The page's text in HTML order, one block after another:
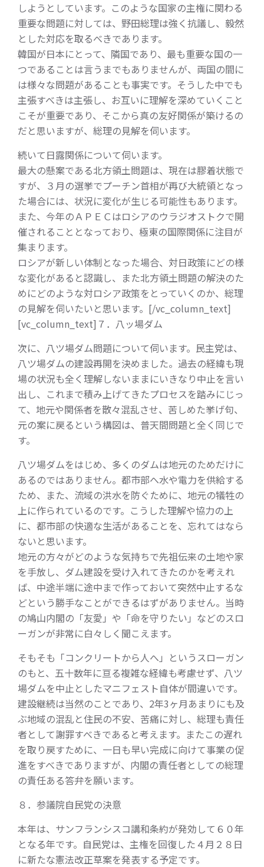
しようとしています。このような国家の主権に関わる
重要な問題に対しては、野田総理は強く抗議し、毅然
とした対応を取るべきであります。
韓国が日本にとって、隣国であり、最も重要な国の一
つであることは言うまでもありませんが、両国の間に
は様々な問題があることも事実です。そうした中でも
主張すべきは主張し、お互いに理解を深めていくこと
こそが重要であり、そこから真の友好関係が築けるの
だと思いますが、総理の見解を伺います。
続いて日露関係について伺います。
最大の懸案である北方領土問題は、現在は膠着状態で
すが、３月の選挙でプーチン首相が再び大統領となっ
た場合には、状況に変化が生じる可能性もあります。
また、今年のＡＰＥＣはロシアのウラジオストクで開
催されることとなっており、極東の国際関係に注目が
集まります。
ロシアが新しい体制となった場合、対日政策にどの様
な変化があると認識し、また北方領土問題の解決のた
めにどのような対ロシア政策をとっていくのか、総理
の見解を伺いたいと思います。[/vc_column_text]
[vc_column_text]７．八ッ場ダム
次に、八ツ場ダム問題について伺います。民主党は、
八ツ場ダムの建設再開を決めました。過去の経緯も現
場の状況も全く理解しないままにいきなり中止を言い
出し、これまで積み上げてきたプロセスを踏みにじっ
て、地元や関係者を散々混乱させ、苦しめた挙げ句、
元の案に戻るという構図は、普天間問題と全く同じで
す。
八ツ場ダムをはじめ、多くのダムは地元のためだけに
あるのではありません。都市部へ水や電力を供給する
ため、また、流域の洪水を防ぐために、地元の犠牲の
上に作られているのです。こうした理解や協力の上
に、都市部の快適な生活があることを、忘れてはなら
ないと思います。
地元の方々がどのような気持ちで先祖伝来の土地や家
を手放し、ダム建設を受け入れてきたのかを考えれ
ば、中途半端に途中まで作っておいて突然中止するな
どという勝手なことができるはずがありません。当時
の鳩山内閣の「友愛」や「命を守りたい」などのスロ
ーガンが非常に白々しく聞こえます。
そもそも「コンクリートから人へ」というスローガン
のもと、五十数年に亘る複雑な経緯も考慮せず、八ツ
場ダムを中止としたマニフェスト自体が間違いです。
建設継続は当然のことであり、2年3ヶ月あまりにも及
ぶ地域の混乱と住民の不安、苦痛に対し、総理も責任
者として謝罪すべきであると考えます。またこの遅れ
を取り戻すために、一日も早い完成に向けて事業の促
進をすべきでありますが、内閣の責任者としての総理
の責任ある答弁を願います。
８．参議院自民党の決意
本年は、サンフランシスコ講和条約が発効して６０年
となる年です。自民党は、主権を回復した４月２８日
に新たな憲法改正草案を発表する予定です。